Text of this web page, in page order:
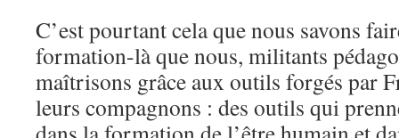
C’est pourtant cela que nous savons
formation-là que nous, militants
maîtrisons grâce aux outils forgés par
leurs compagnons : des outils qui